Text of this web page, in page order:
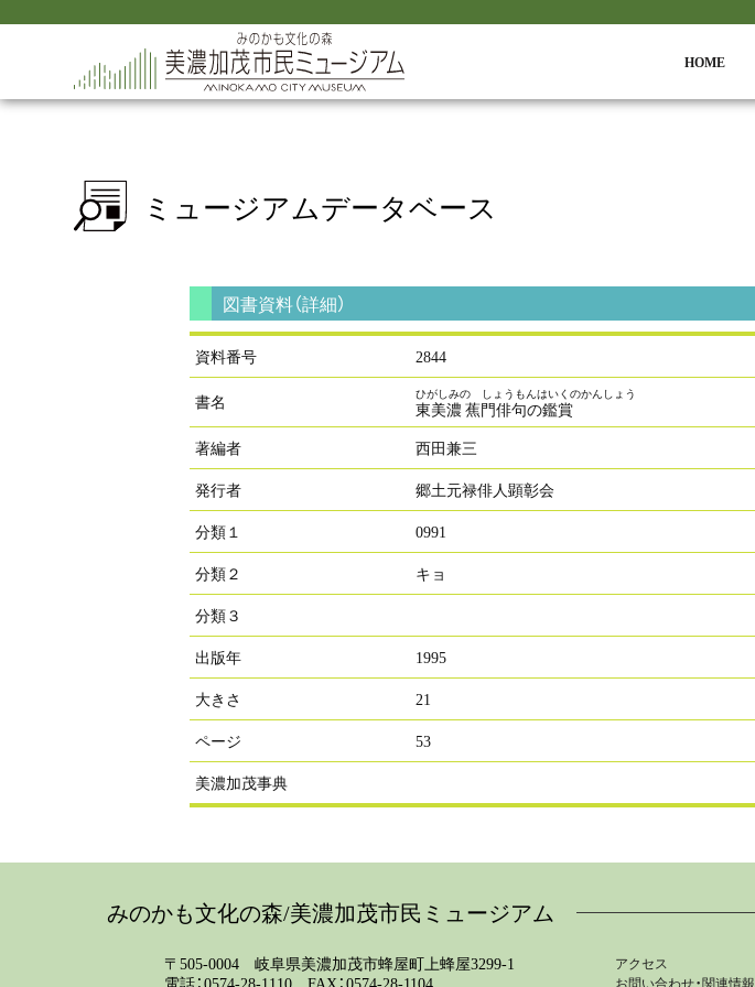
HOME
ミュージアムデータベース
図書資料（詳細）
資料番号 2844
書名 ひがしみの しょうもんはいくのかんしょう
東美濃 蕉門俳句の鑑賞
著編者
西田兼三
発行者
郷土元禄俳人顕彰会
分類１
0991
分類２
キョ
分類３
出版年
1995
大きさ
21
ページ
53
美濃加茂事典
みのかも文化の森/美濃加茂市民ミュージアム
〒505-0004 岐阜県美濃加茂市蜂屋町上蜂屋3299-1
アクセス
お問い合わせ・関連情報